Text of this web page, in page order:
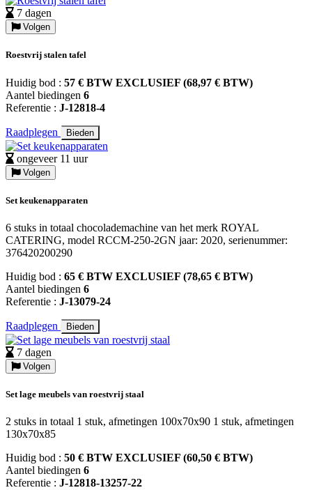
7 dagen
Volgen
Roestvrij stalen tafel
Huidig bod : 57 € BTW EXCLUSIEF (68,97 € BTW)
Aantel biedingen 6
Referentie : J-12818-4
Raadplegen Bieden
ongeveer 11 uur
Volgen
Set keukenapparaten
6 stuks in totaal chocolademachine van het merk ROYAL
CATERING, model RCCM-250-2GN jaar: 2020, serienummer:
376420200290
Huidig bod : 65 € BTW EXCLUSIEF (78,65 € BTW)
Aantel biedingen 6
Referentie : J-13079-24
Raadplegen Bieden
7 dagen
Volgen
Set lage meubels van roestvrij staal
2 stuks in totaal 1 stuk, afmetingen 100x70x90 1 stuk, afmetingen
130x70x85
Huidig bod : 50 € BTW EXCLUSIEF (60,50 € BTW)
Aantel biedingen 6
Referentie : J-12818-13257-22